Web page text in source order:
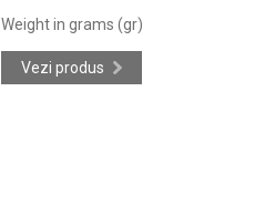
Weight in grams (gr)
Vezi produs